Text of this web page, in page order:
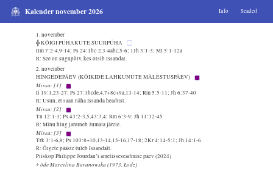
Kalender november 2026 Info Seaded
1. november
╬ KÕIGI PÜHAKUTE SUURPÜHA
Ilm 7:2-4,9-14; Ps 24:1bc-2,3-4abc,5-6; 1Jh 3:1-3; Mt 5:1-12a
R: See on sugupõlv, kes otsib Issandat.
2. november
HINGEDEPÄEV (KÕIKIDE LAHKUNUTE MÄLESTUSPÄEV)
Missa: [1]
Ii 19:1,23-27; Ps 27:1bcde,4,7+8c+9a,13-14; Rm 5:5-11; Jh 6:37-40
R: Usun, et saan näha Issanda headust.
Missa: [2]
Tn 12:1-3; Ps 43:2-3,5,43:3,4; Rm 6:3-9; Jh 11:32-45
R: Minu hing januneb Jumala järele.
Missa: [3]
Trk 3:1-6,9; Ps 103:8+10,13-14,15-16,17-18; 2Kr 4:14-5:1; Jh 14:1-6
R: Õigete pääste tuleb Issandalt.
Piiskop Philippe Jourdan’i ametisseseadmise päev (2024)
† õde Marcelina Baranowska (1973, Łodz)